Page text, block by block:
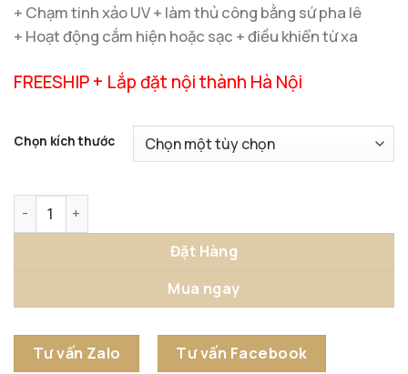
+ Chạm tinh xảo UV + làm thủ công bằng sứ pha lê
+ Hoạt động cắm hiện hoặc sạc + điều khiển từ xa
FREESHIP + Lắp đặt nội thành Hà Nội
Chọn kích thước
Phù điêu trang trí phong cách Wabi Sabi số lượng
Đặt Hàng
Mua ngay
Tư vấn Zalo Tư vấn Facebook